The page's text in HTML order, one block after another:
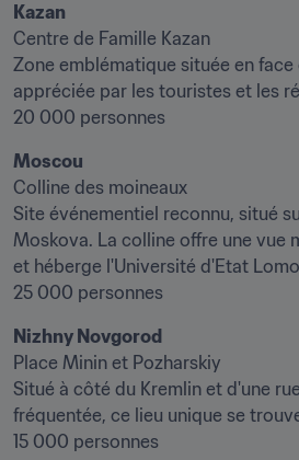
Kazan
Centre de Famille Kazan
Zone emblématique située en
appréciée par les touristes et les
20 000 personnes
Moscou
Colline des moineaux
Site événementiel reconnu, situé
Moskova. La colline offre une vue
et héberge l'Université d'Etat
25 000 personnes
Nizhny Novgorod
Place Minin et Pozharskiy
Situé à côté du Kremlin et d'une
fréquentée, ce lieu unique se
15 000 personnes